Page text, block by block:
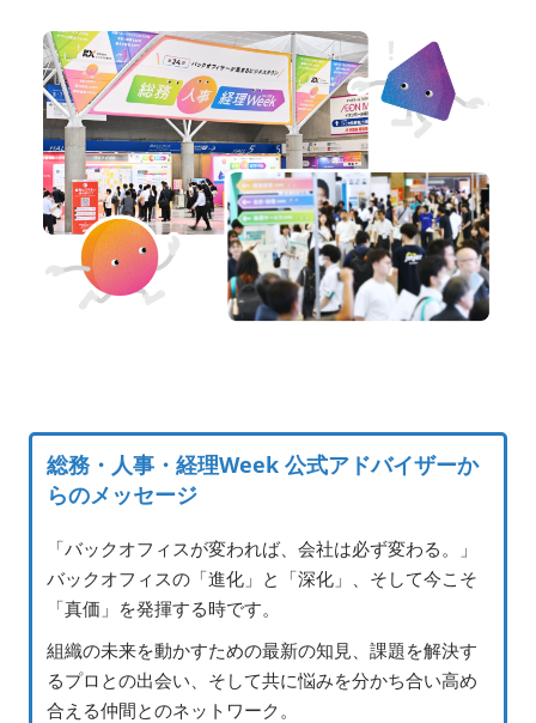
総務・人事・経理Week 公式アドバイザーか
らのメッセージ
「バックオフィスが変われば、会社は必ず変わる。」
バックオフィスの「進化」と「深化」、そして今こそ
「真価」を発揮する時です。
組織の未来を動かすための最新の知見、課題を解決す
るプロとの出会い、そして共に悩みを分かち合い高め
合える仲間とのネットワーク。